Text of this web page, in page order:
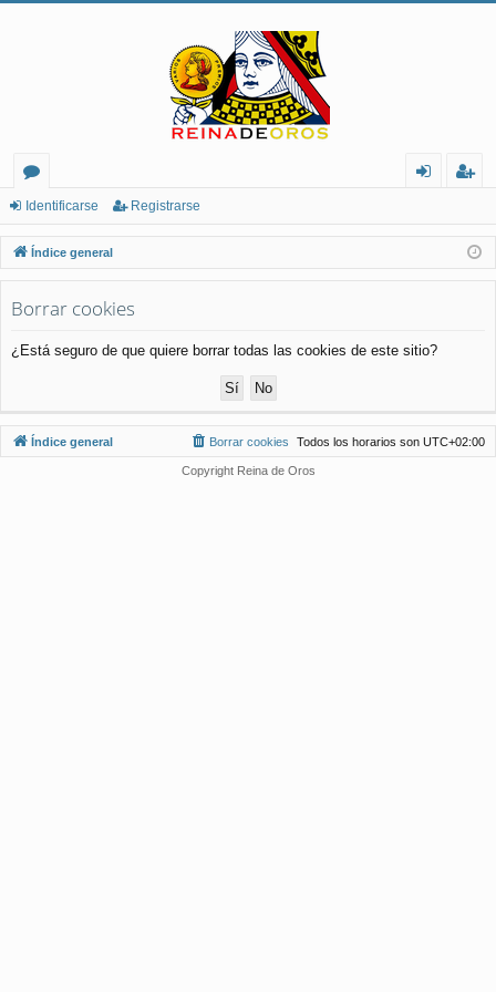
or
os
nt
ifi
rs
ist
ra
Identificarse Registrarse
Índice general
Borrar cookies
¿Está seguro de que quiere borrar todas las cookies de este sitio?
Índice general Todos los horarios son UTC+02:00
Borrar cookies
Copyright Reina de Oros